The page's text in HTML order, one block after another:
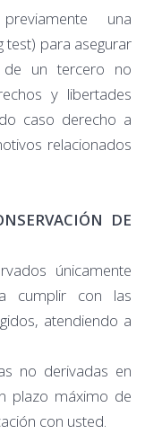
una
test) para asegurar
un tercero no
y libertades
caso derecho a
relacionados
DE
únicamente
cumplir con las
atendiendo a
no derivadas en
plazo máximo de
con usted.